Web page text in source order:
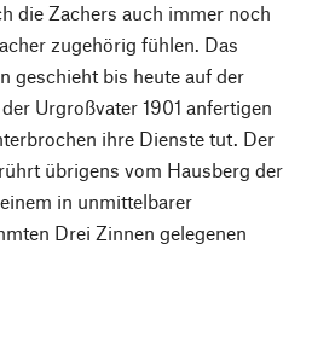
die Zachers auch immer noch
zugehörig fühlen. Das
geschieht bis heute auf der
Urgroßvater 1901 anfertigen
ihre Dienste tut. Der
übrigens vom Hausberg der
in unmittelbarer
Drei Zinnen gelegenen